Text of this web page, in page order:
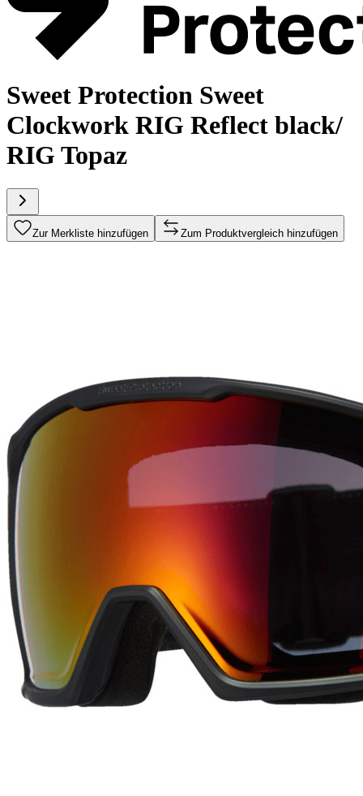
Sweet Protection Sweet
Clockwork RIG Reflect black/
RIG Topaz
Zur Merkliste hinzufügen Zum Produktvergleich hinzufügen